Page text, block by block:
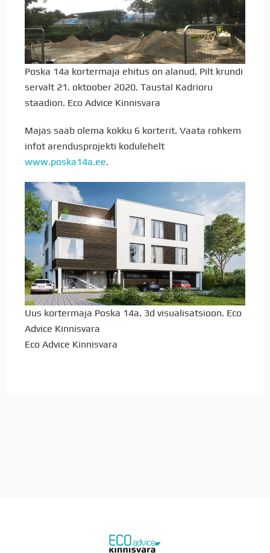
Poska 14a kortermaja ehitus on alanud. Pilt krundi
servalt 21. oktoober 2020. Taustal Kadrioru
staadion. Eco Advice Kinnisvara
Majas saab olema kokku 6 korterit. Vaata rohkem
infot arendusprojekti kodulehelt
www.poska14a.ee.
Uus kortermaja Poska 14a. 3d visualisatsioon. Eco
Advice Kinnisvara
Eco Advice Kinnisvara